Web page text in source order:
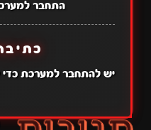
התחבר
יש להתחבר למערכת